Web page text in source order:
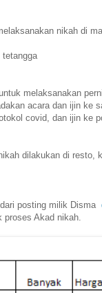
nikah di
tetangga
melaksanakan
acara dan ijin ke
covid, dan ijin ke
dilakukan di resto,
posting milik Disma
proses Akad nikah.